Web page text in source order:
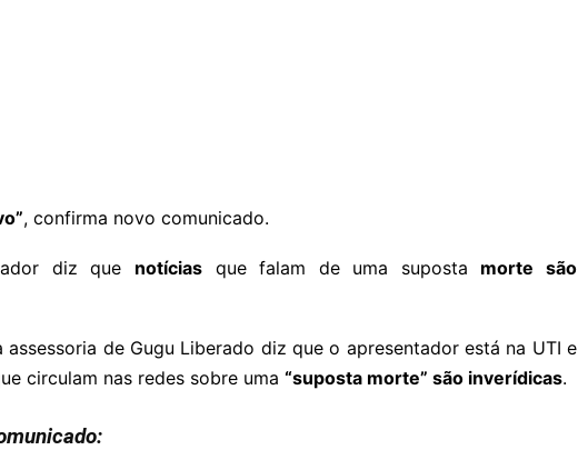
, confirma novo comunicado.
diz que notíciasque falam de uma suposta morte são
assessoria de Gugu Liberado diz que o apresentador está na UTI e
circulam nas redes sobre uma “suposta morte” são inverídicas.